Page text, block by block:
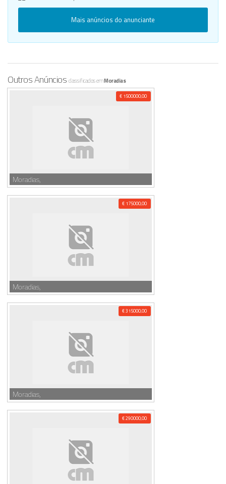
Mais anúncios do anunciante
Outros Anúncios classificados emMoradias
€ 1500000,00
Moradias,
€ 175000,00
Moradias,
€ 315000,00
Moradias,
€ 290000,00